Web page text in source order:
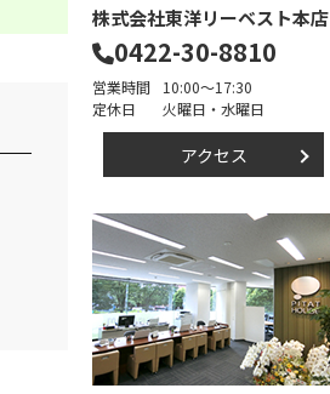
株式会社東洋リーベスト本店
0422-30-8810
営業時間
10:00～17:30
定休日
火曜日・水曜日
アクセス